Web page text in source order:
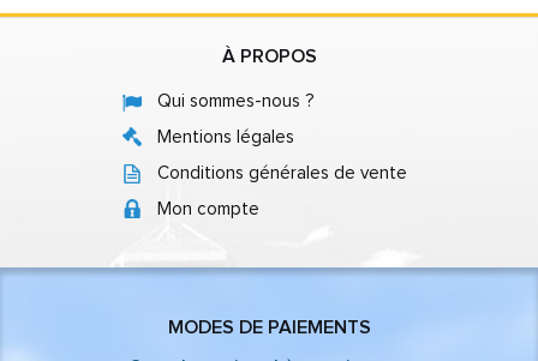
À PROPOS
Qui sommes-nous ?
Mentions légales
Conditions générales de vente
Mon compte
MODES DE PAIEMENTS